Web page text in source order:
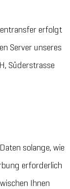
erfolgt
Server unseres
Süderstrasse
solange, wie
erforderlich
Ihnen